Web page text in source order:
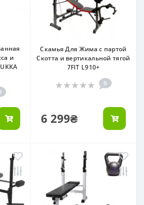
и
Скамья Для Жима с партой
Скотта и вертикальной тягой
7FIT L910+
0
6 299₴